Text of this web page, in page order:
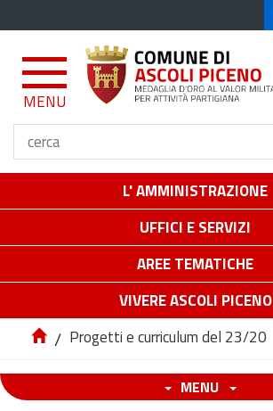
MENU
L' AMMINISTRAZIONE
UFFICI E SERVIZI
AREE TEMATICHE
VIVERE ASCOLI PICENO
/ Progetti e curriculum del 23/20
MENU